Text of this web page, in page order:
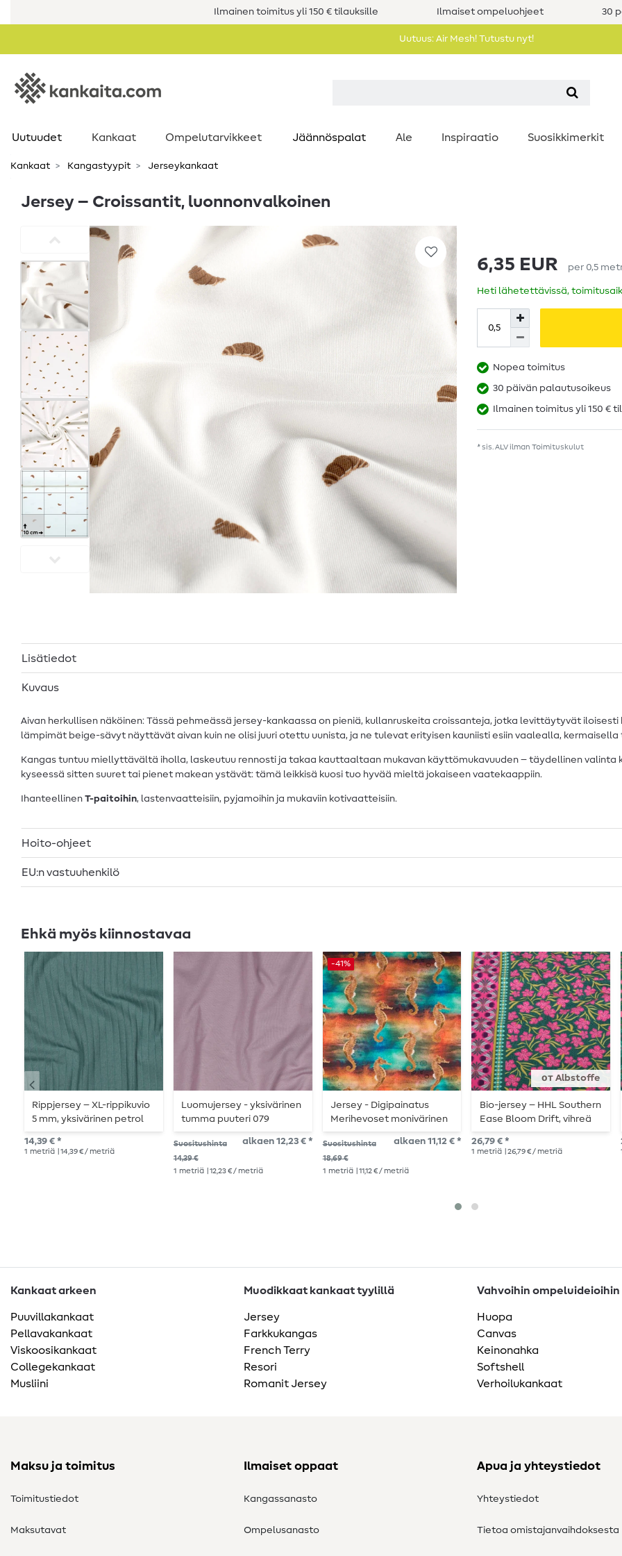
Ilmainen toimitus yli 150 € tilauksille Ilmaiset ompeluohjeet 30
Uutuus: Air Mesh! Tutustu nyt!
Uutuudet Kankaat Ompelutarvikkeet Jäännöspalat Ale Inspiraatio Suosikkimerkit
Kankaat Kangastyypit Jerseykankaat
Jersey – Croissantit, luonnonvalkoinen
6,35 EUR per 0,5
Heti lähetettävissä,
Nopea toimitus
30 päivän palautusoikeus
Ilmainen toimitus yli 150 €
* sis. ALV ilman Toimituskulut
Lisätiedot
Kuvaus
Aivan herkullisen näköinen: Tässä pehmeässä jersey-kankaassa on pieniä, kullanruskeita croissanteja, jotka levittäytyvät
lämpimät beige-sävyt näyttävät aivan kuin ne olisi juuri otettu uunista, ja ne tulevat erityisen kauniisti esiin vaalealla,
Kangas tuntuu miellyttävältä iholla, laskeutuu rennosti ja takaa kauttaaltaan mukavan käyttömukavuuden – täydellinen valinta
kyseessä sitten suuret tai pienet makean ystävät: tämä leikkisä kuosi tuo hyvää mieltä jokaiseen vaatekaappiin.
Ihanteellinen T-paitoihin, lastenvaatteisiin, pyjamoihin ja mukaviin kotivaatteisiin.
Hoito-ohjeet
EU:n vastuuhenkilö
Ehkä myös kiinnostavaa
Rippjersey – XL-rippikuvio
5 mm, yksivärinen petrol
14,39 € *
1 metriä | 14,39 € / metriä
Luomujersey - yksivärinen
tumma puuteri 079
Suositushinta
14,39 €
alkaen 12,23 € *
1 metriä | 12,23 € / metriä
-41%
Jersey - Digipainatus
Merihevoset monivärinen
Suositushinta
18,69 €
alkaen 11,12 € *
1 metriä | 11,12 € / metriä
от Albstoffe
Bio-jersey – HHL Southern
Ease Bloom Drift, vihreä
26,79 € *
1 metriä | 26,79 € / metriä
Kankaat arkeen
Puuvillakankaat
Pellavakankaat
Viskoosikankaat
Collegekankaat
Musliini
Muodikkaat kankaat tyylillä
Jersey
Farkkukangas
French Terry
Resori
Romanit Jersey
Vahvoihin ompeluideioihin
Huopa
Canvas
Keinonahka
Softshell
Verhoilukankaat
Maksu ja toimitus
Toimitustiedot
Maksutavat
Ilmaiset oppaat
Kangassanasto
Ompelusanasto
Apua ja yhteystiedot
Yhteystiedot
Tietoa omistajanvaihdoksesta